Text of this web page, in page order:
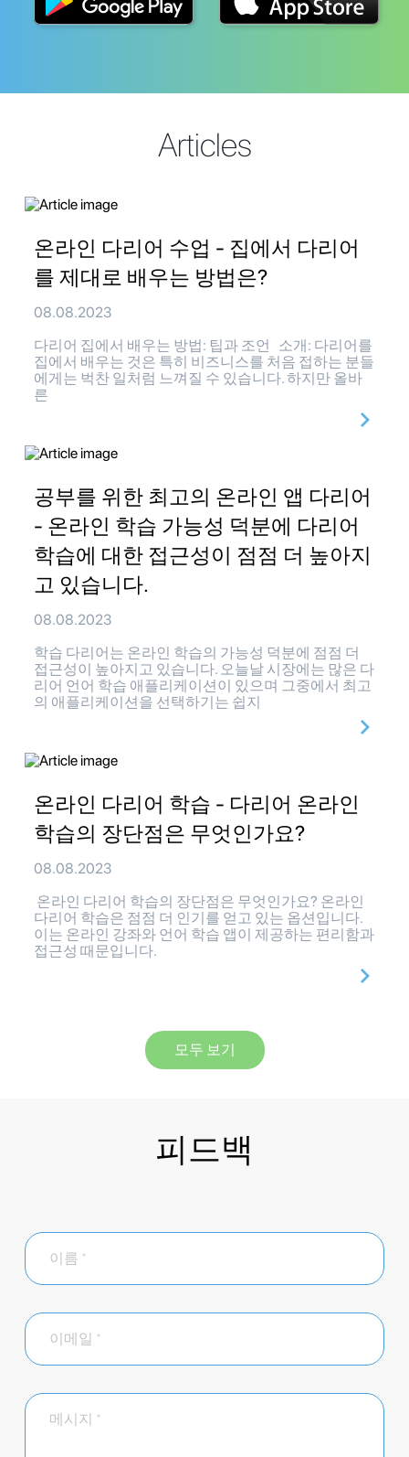
Articles
온라인 다리어 수업 - 집에서 다리어
를 제대로 배우는 방법은?
08.08.2023
다리어 집에서 배우는 방법: 팁과 조언 소개: 다리어를
집에서 배우는 것은 특히 비즈니스를 처음 접하는 분들
에게는 벅찬 일처럼 느껴질 수 있습니다. 하지만 올바
른
공부를 위한 최고의 온라인 앱 다리어
- 온라인 학습 가능성 덕분에 다리어
학습에 대한 접근성이 점점 더 높아지
고 있습니다.
08.08.2023
학습 다리어는 온라인 학습의 가능성 덕분에 점점 더
접근성이 높아지고 있습니다. 오늘날 시장에는 많은 다
리어 언어 학습 애플리케이션이 있으며 그중에서 최고
의 애플리케이션을 선택하기는 쉽지
온라인 다리어 학습 - 다리어 온라인
학습의 장단점은 무엇인가요?
08.08.2023
온라인 다리어 학습의 장단점은 무엇인가요? 온라인
다리어 학습은 점점 더 인기를 얻고 있는 옵션입니다.
이는 온라인 강좌와 언어 학습 앱이 제공하는 편리함과
접근성 때문입니다.
모두 보기
피드백